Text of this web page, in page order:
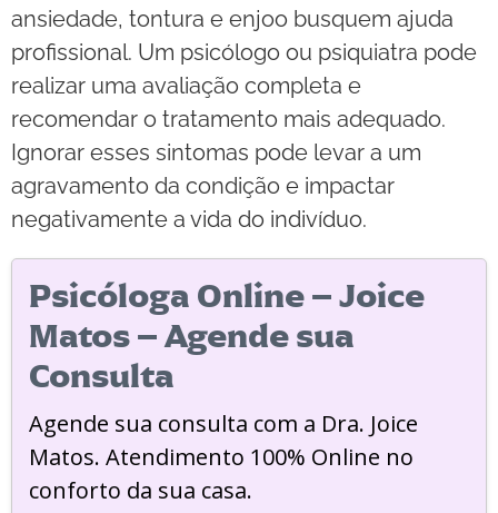
ansiedade, tontura e enjoo busquem ajuda
profissional. Um psicólogo ou psiquiatra pode
realizar uma avaliação completa e
recomendar o tratamento mais adequado.
Ignorar esses sintomas pode levar a um
agravamento da condição e impactar
negativamente a vida do indivíduo.
Psicóloga Online – Joice
Matos – Agende sua
Consulta
Agende sua consulta com a Dra. Joice
Matos. Atendimento 100% Online no
conforto da sua casa.